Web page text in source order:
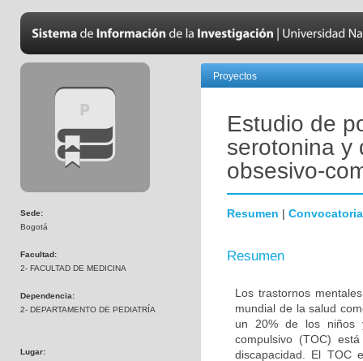
Sede:
Bogotá
Facultad:
2- FACULTAD DE MEDICINA
Dependencia:
2- DEPARTAMENTO DE PEDIATRÍA
Lugar:
Proyectos
Estudio de
serotonina y
obsesivo-
Resumen | Convocatoria
Resumen
Los trastornos
mundial de la salud
un 20% de los niños
compulsivo (TOC)
discapacidad. El TOC